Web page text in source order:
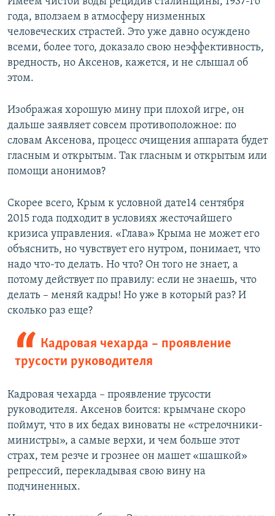
года, вползаем в атмосферу низменных
человеческих страстей. Это уже давно осуждено
всеми, более того, доказало свою неэффективность,
вредность, но Аксенов, кажется, и не слышал об
этом.
Изображая хорошую мину при плохой игре, он
дальше заявляет совсем противоположное: по
словам Аксенова, процесс очищения аппарата будет
гласным и открытым. Так гласным и открытым или
помощи анонимов?
Скорее всего, Крым к условной дате14 сентября
2015 года подходит в условиях жесточайшего
кризиса управления. «Глава» Крыма не может его
объяснить, но чувствует его нутром, понимает, что
надо что-то делать. Но что? Он того не знает, а
потому действует по правилу: если не знаешь, что
делать – меняй кадры! Но уже в который раз? И
сколько раз еще?
Кадровая чехарда – проявление
трусости руководителя
Кадровая чехарда – проявление трусости
руководителя. Аксенов боится: крымчане скоро
поймут, что в их бедах виноваты не «стрелочники-
министры», а самые верхи, и чем больше этот
страх, тем резче и грознее он машет «шашкой»
репрессий, перекладывая свою вину на
подчиненных.